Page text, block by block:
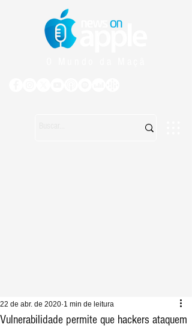
Vulnerabilidade permite que hackers ataquem
22 de abr. de 2020 1 min de leitura